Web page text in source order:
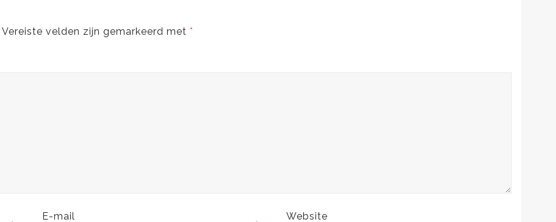
Vereiste velden zijn gemarkeerd met *
E-mail Website